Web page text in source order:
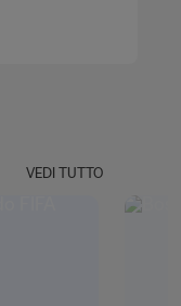
VEDI TUTTO